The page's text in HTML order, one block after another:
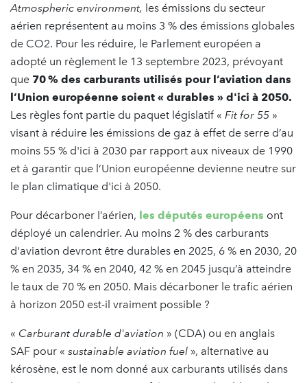
Atmospheric environment, les émissions du secteur
aérien représentent au moins 3 % des émissions globales
de CO2. Pour les réduire, le Parlement européen a
adopté un règlement le 13 septembre 2023, prévoyant
que 70 % des carburants utilisés pour l’aviation dans
l’Union européenne soient « durables » d'ici à 2050.
Les règles font partie du paquet législatif « Fit for 55 »
visant à réduire les émissions de gaz à effet de serre d’au
moins 55 % d'ici à 2030 par rapport aux niveaux de 1990
et à garantir que l’Union européenne devienne neutre sur
le plan climatique d'ici à 2050.
Pour décarboner l’aérien, les députés européens ont
déployé un calendrier. Au moins 2 % des carburants
d'aviation devront être durables en 2025, 6 % en 2030, 20
% en 2035, 34 % en 2040, 42 % en 2045 jusqu’à atteindre
le taux de 70 % en 2050. Mais décarboner le trafic aérien
à horizon 2050 est-il vraiment possible ?
« Carburant durable d'aviation » (CDA) ou en anglais
SAF pour « sustainable aviation fuel », alternative au
kérosène, est le nom donné aux carburants utilisés dans